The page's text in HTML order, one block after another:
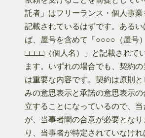
託者」はフリーランス・個人事
記載されているはずです。ある
ば、屋号を含めて「○○○○（屋号
□□□□（個人名）」と記載されて
ます。いずれの場合でも、契約
は重要な内容です。契約は原則
みの意思表示と承諾の意思表示
立することになっているので、当
が、当事者間の合意が必要となり
り、当事者が特定されていなけ